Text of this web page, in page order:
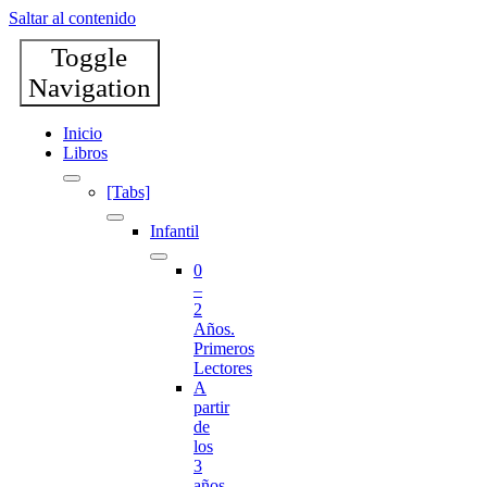
Saltar al contenido
Toggle
Navigation
Inicio
Libros
[Tabs]
Infantil
0
–
2
Años.
Primeros
Lectores
A
partir
de
los
3